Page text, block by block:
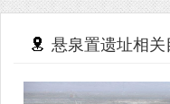
悬泉置遗址相关